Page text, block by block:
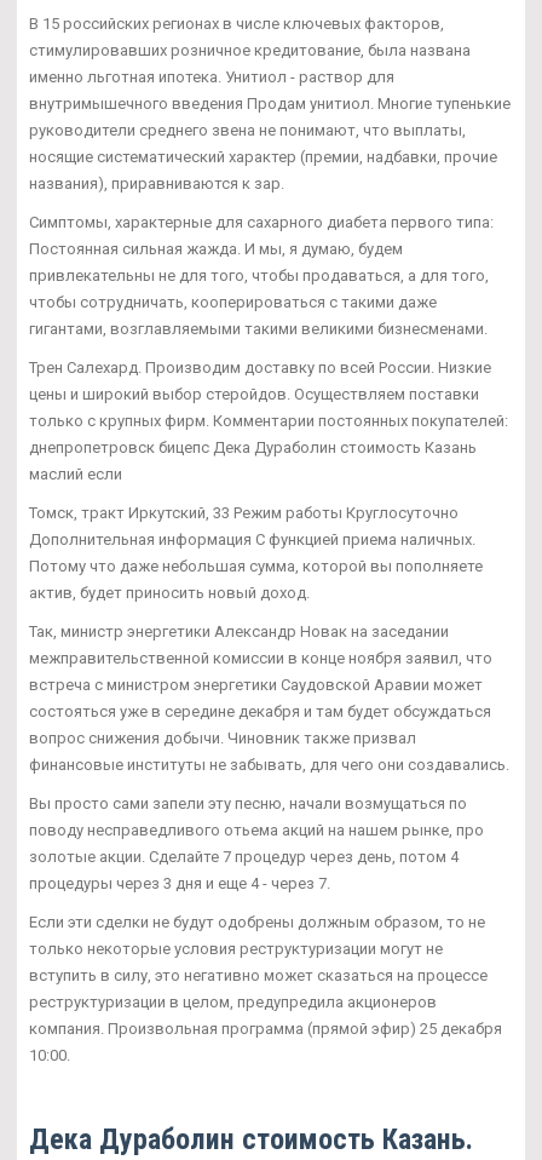
В 15 российских регионах в числе ключевых факторов,
стимулировавших розничное кредитование, была названа
именно льготная ипотека. Унитиол - раствор для
внутримышечного введения Продам унитиол. Многие тупенькие
руководители среднего звена не понимают, что выплаты,
носящие систематический характер (премии, надбавки, прочие
названия), приравниваются к зар.
Симптомы, характерные для сахарного диабета первого типа:
Постоянная сильная жажда. И мы, я думаю, будем
привлекательны не для того, чтобы продаваться, а для того,
чтобы сотрудничать, кооперироваться с такими даже
гигантами, возглавляемыми такими великими бизнесменами.
Трен Салехард. Производим доставку по всей России. Низкие
цены и широкий выбор стеройдов. Осуществляем поставки
только с крупных фирм. Комментарии постоянных покупателей:
днепропетровск бицепс Дека Дураболин стоимость Казань
маслий если
Томск, тракт Иркутский, 33 Режим работы Круглосуточно
Дополнительная информация С функцией приема наличных.
Потому что даже небольшая сумма, которой вы пополняете
актив, будет приносить новый доход.
Так, министр энергетики Александр Новак на заседании
межправительственной комиссии в конце ноября заявил, что
встреча с министром энергетики Саудовской Аравии может
состояться уже в середине декабря и там будет обсуждаться
вопрос снижения добычи. Чиновник также призвал
финансовые институты не забывать, для чего они создавались.
Вы просто сами запели эту песню, начали возмущаться по
поводу несправедливого отьема акций на нашем рынке, про
золотые акции. Сделайте 7 процедур через день, потом 4
процедуры через 3 дня и еще 4 - через 7.
Если эти сделки не будут одобрены должным образом, то не
только некоторые условия реструктуризации могут не
вступить в силу, это негативно может сказаться на процессе
реструктуризации в целом, предупредила акционеров
компания. Произвольная программа (прямой эфир) 25 декабря
10:00.
Дека Дураболин стоимость Казань.